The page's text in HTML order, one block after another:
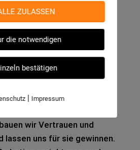
ist, die den Unter­
aus­macht. Ist ja auch
und Cha­ris­ma sind das
und nicht so leicht ver­
immer von Men­schen
wir Ver­trau­en und
las­sen uns für sie gewin­nen.
ZULASSEN
die notwendigen
bestätigen
| Impressum